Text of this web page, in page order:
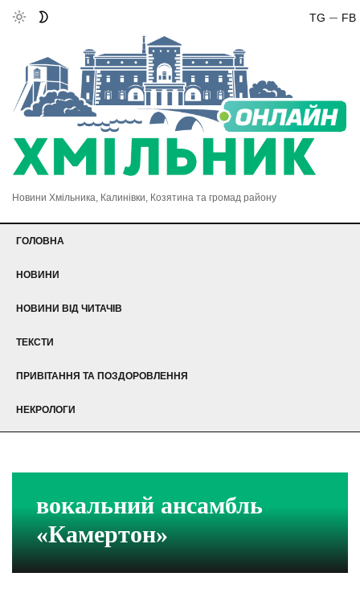
FB
TG
Новини Хмільника, Калинівки, Козятина та громад району
ГОЛОВНА
НОВИНИ
НОВИНИ ВІД ЧИТАЧІВ
ТЕКСТИ
ПРИВІТАННЯ ТА ПОЗДОРОВЛЕННЯ
НЕКРОЛОГИ
вокальний ансамбль
«Камертон»